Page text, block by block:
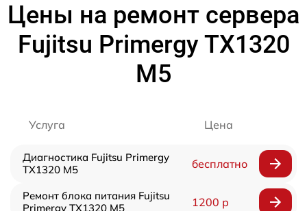
Цены на ремонт сервера
Fujitsu Primergy TX1320
M5
Услуга Цена
Диагностика Fujitsu Primergy
TX1320 M5
бесплатно
Ремонт блока питания Fujitsu
Primergy TX1320 M5
1200 р